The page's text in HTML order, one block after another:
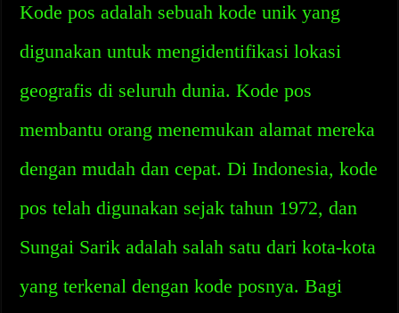
Kode pos adalah sebuah kode unik yang
digunakan untuk mengidentifikasi lokasi
geografis di seluruh dunia. Kode pos
membantu orang menemukan alamat mereka
dengan mudah dan cepat. Di Indonesia, kode
pos telah digunakan sejak tahun 1972, dan
Sungai Sarik adalah salah satu dari kota-kota
yang terkenal dengan kode posnya. Bagi